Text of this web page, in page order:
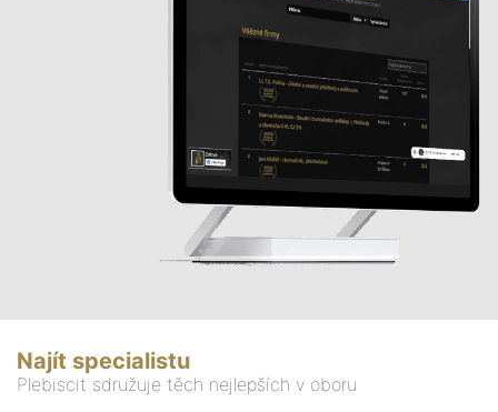
Najít specialistu
Plebiscit sdružuje těch nejlepších v oboru